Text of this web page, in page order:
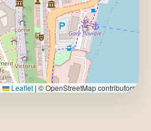
Leaflet | © OpenStreetMap contributors